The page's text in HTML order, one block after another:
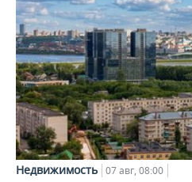
Недвижимость 07 авг, 08:00